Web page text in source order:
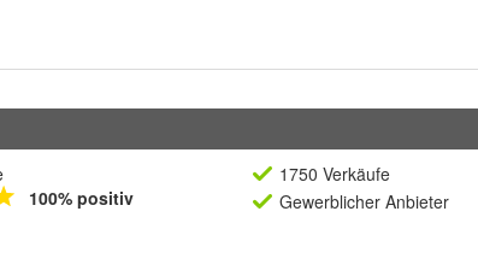
100% positiv
1750 Verkäufe
Gewerblicher Anbieter